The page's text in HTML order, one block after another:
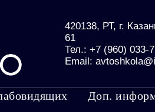
420138, РТ, г.
61
Тел.: +7 (960) 033-
Email:
Доп.